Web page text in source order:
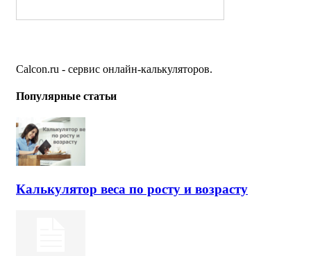
Calcon.ru - сервис онлайн-калькуляторов.
Популярные статьи
Калькулятор веса по росту и возрасту